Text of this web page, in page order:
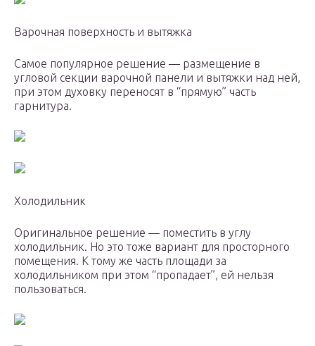
Варочная поверхность и вытяжка
Самое популярное решение — размещение в
угловой секции варочной панели и вытяжки над ней,
при этом духовку переносят в “прямую” часть
гарнитура.
Холодильник
Оригинальное решение — поместить в углу
холодильник. Но это тоже вариант для просторного
помещения. К тому же часть площади за
холодильником при этом “пропадает”, ей нельзя
пользоваться.